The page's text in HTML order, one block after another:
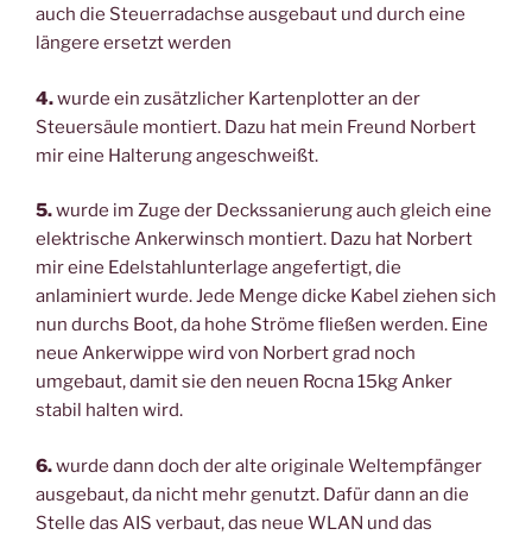
auch die Steuerradachse ausgebaut und durch eine
längere ersetzt werden
4.wurde ein zusätzlicher Kartenplotter an der
Steuersäule montiert. Dazu hat mein Freund Norbert
mir eine Halterung angeschweißt.
5.wurde im Zuge der Deckssanierung auch gleich eine
elektrische Ankerwinsch montiert. Dazu hat Norbert
mir eine Edelstahlunterlage angefertigt, die
anlaminiert wurde. Jede Menge dicke Kabel ziehen sich
nun durchs Boot, da hohe Ströme fließen werden. Eine
neue Ankerwippe wird von Norbert grad noch
umgebaut, damit sie den neuen Rocna 15kg Anker
stabil halten wird.
6.wurde dann doch der alte originale Weltempfänger
ausgebaut, da nicht mehr genutzt. Dafür dann an die
Stelle das AIS verbaut, das neue WLAN und das